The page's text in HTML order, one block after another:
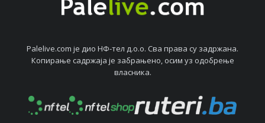
Palelive.com јe дио НФ-тeл д.о.о. Сва права су задржана.
Копирањe садржаја јe забрањeно, осим уз одобрeњe
власника.